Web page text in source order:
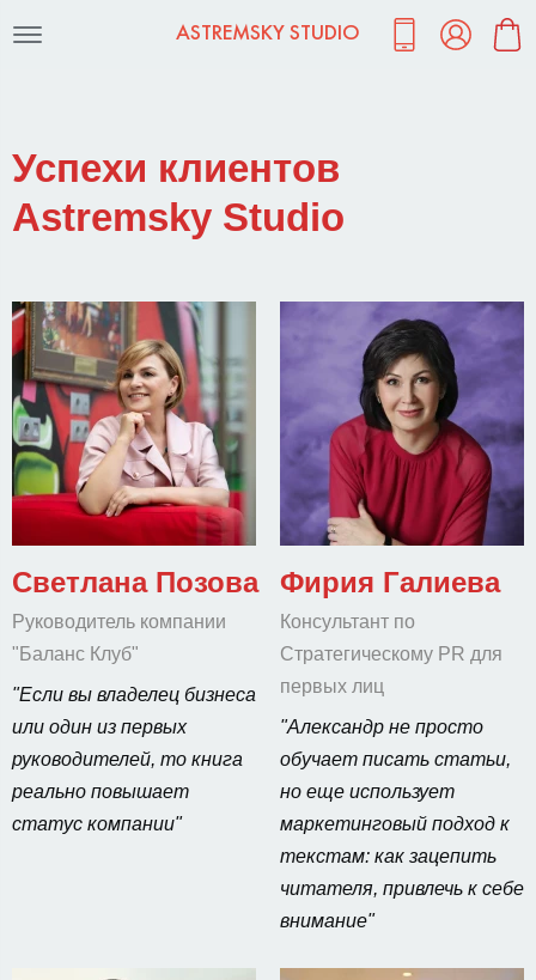
ASTREMSKY STUDIO
Успехи клиентов
Astremsky Studio
Светлана Позова
Руководитель компании
"Баланс Клуб"
"Если вы владелец бизнеса
или один из первых
руководителей, то книга
реально повышает
статус компании"
Фирия Галиева
Консультант по
Стратегическому PR для
первых лиц
"Александр не просто
обучает писать статьи,
но еще использует
маркетинговый подход к
текстам: как зацепить
читателя, привлечь к себе
внимание"